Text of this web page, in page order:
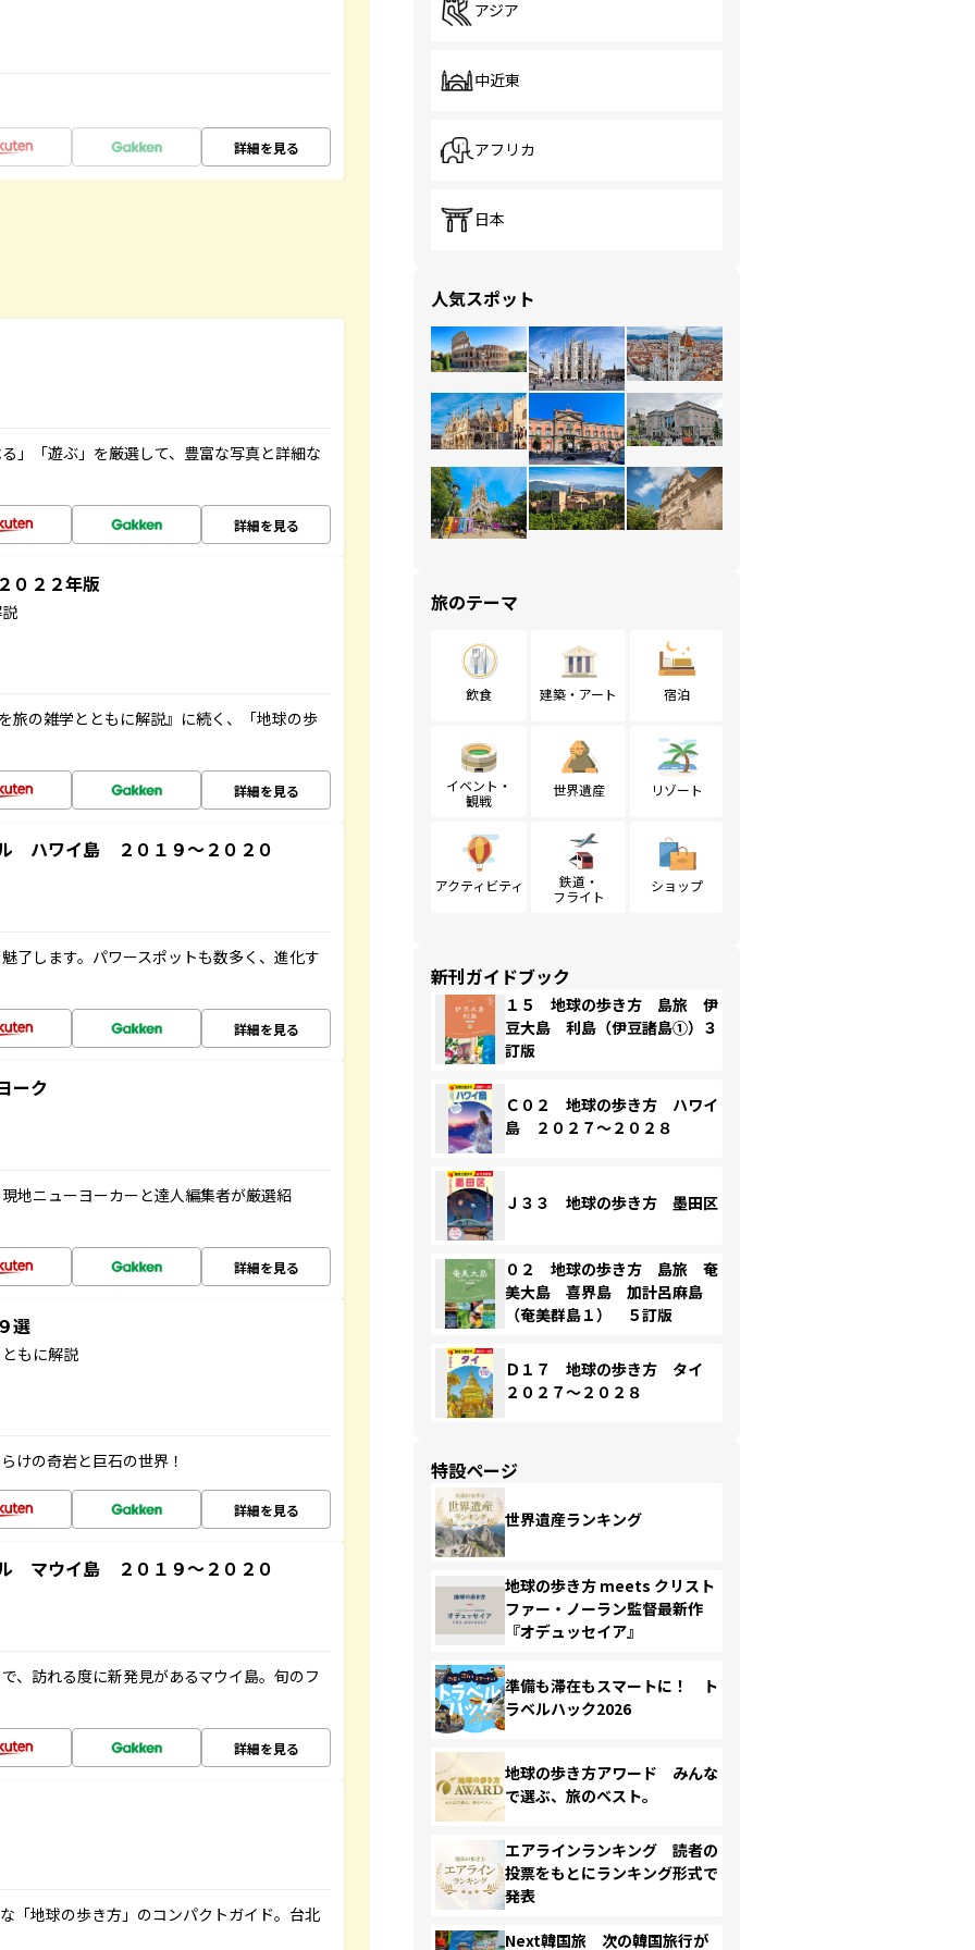
詳細を見る
」「遊ぶ」を厳選して、豊富な写真と詳細な
詳細を見る
０２２年版
の雑学とともに解説』に続く、「地球の歩
詳細を見る
ハワイ島 ２０１９～２０２０
了します。パワースポットも数多く、進化す
詳細を見る
ーク
地ニューヨーカーと達人編集者が厳選紹
詳細を見る
選
もに解説
けの奇岩と巨石の世界！
詳細を見る
マウイ島 ２０１９～２０２０
、訪れる度に新発見があるマウイ島。旬のフ
詳細を見る
「地球の歩き方」のコンパクトガイド。台北
アジア
中近東
アフリカ
日本
人気スポット
旅のテーマ
飲食 建築・アート 宿泊
イベント・
観戦
世界遺産 リゾート
アクティビティ
鉄道・
フライト
ショップ
新刊ガイドブック
１５ 地球の歩き方 島旅 伊
豆大島 利島（伊豆諸島①）３
訂版
Ｃ０２ 地球の歩き方 ハワイ
島 ２０２７～２０２８
Ｊ３３ 地球の歩き方 墨田区
０２ 地球の歩き方 島旅 奄
美大島 喜界島 加計呂麻島
（奄美群島１） ５訂版
Ｄ１７ 地球の歩き方 タイ
２０２７～２０２８
特設ページ
世界遺産ランキング
地球の歩き方 meets クリスト
ファー・ノーラン監督最新作
『オデュッセイア』
準備も滞在もスマートに！ ト
ラベルハック2026
地球の歩き方アワード みんな
で選ぶ、旅のベスト。
エアラインランキング 読者の
投票をもとにランキング形式で
発表
Next韓国旅 次の韓国旅行が